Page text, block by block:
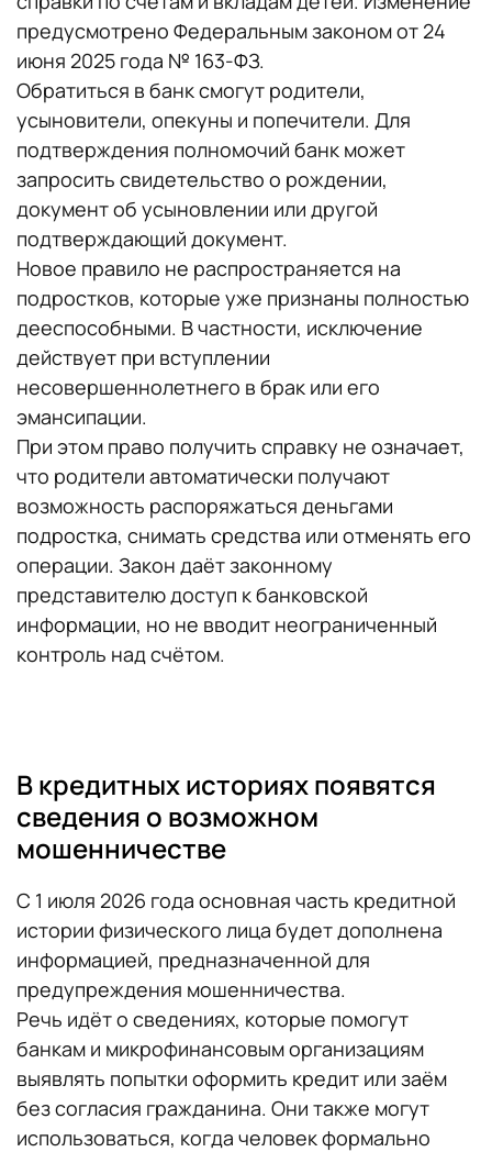
предусмотрено Федеральным законом от 24
июня 2025 года № 163-ФЗ.
Обратиться в банк смогут родители,
усыновители, опекуны и попечители. Для
подтверждения полномочий банк может
запросить свидетельство о рождении,
документ об усыновлении или другой
подтверждающий документ.
Новое правило не распространяется на
подростков, которые уже признаны полностью
дееспособными. В частности, исключение
действует при вступлении
несовершеннолетнего в брак или его
эмансипации.
При этом право получить справку не означает,
что родители автоматически получают
возможность распоряжаться деньгами
подростка, снимать средства или отменять его
операции. Закон даёт законному
представителю доступ к банковской
информации, но не вводит неограниченный
контроль над счётом.
В кредитных историях появятся
сведения о возможном
мошенничестве
С 1 июля 2026 года основная часть кредитной
истории физического лица будет дополнена
информацией, предназначенной для
предупреждения мошенничества.
Речь идёт о сведениях, которые помогут
банкам и микрофинансовым организациям
выявлять попытки оформить кредит или заём
без согласия гражданина. Они также могут
использоваться, когда человек формально